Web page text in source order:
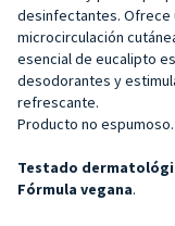
desinfectantes. Ofrece
microcirculación
esencial de eucalipto
desodorantes y
refrescante.
Producto no espumoso.
Testado
Fórmula vegana.